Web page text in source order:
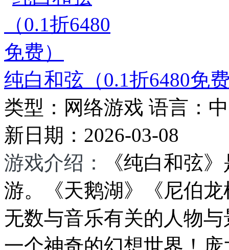
纯白和弦（0.1折6480免
类型： 网络游戏 语言：
新日期： 2026-03-08
游戏介绍：
《纯白和弦
游。《天鹅湖》《尼伯
无数与音乐有关的人物
一个神奇的幻想世界！